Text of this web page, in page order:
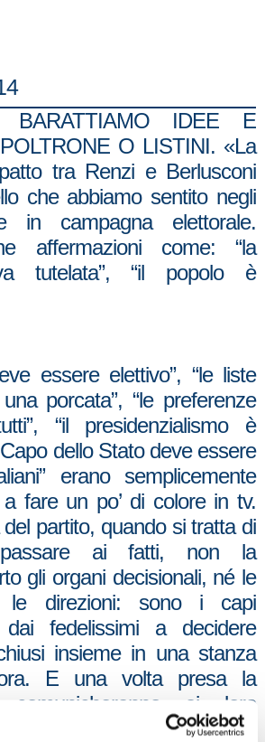
IDEE E
O LISTINI. «La
tra Renzi e Berlusconi
che abbiamo sentito negli
in campagna elettorale.
affermazioni come: “la
tutelata”, “il popolo è
essere elettivo”, “le liste
porcata”, “le preferenze
“il presidenzialismo è
Capo dello Stato deve essere
erano semplicemente
fare un po’ di colore in tv.
partito, quando si tratta di
ai fatti, non la
gli organi decisionali, né le
le direzioni: sono i capi
dai fedelissimi a decidere
insieme in una stanza
E una volta presa la
ai loro
degli automi voteranno